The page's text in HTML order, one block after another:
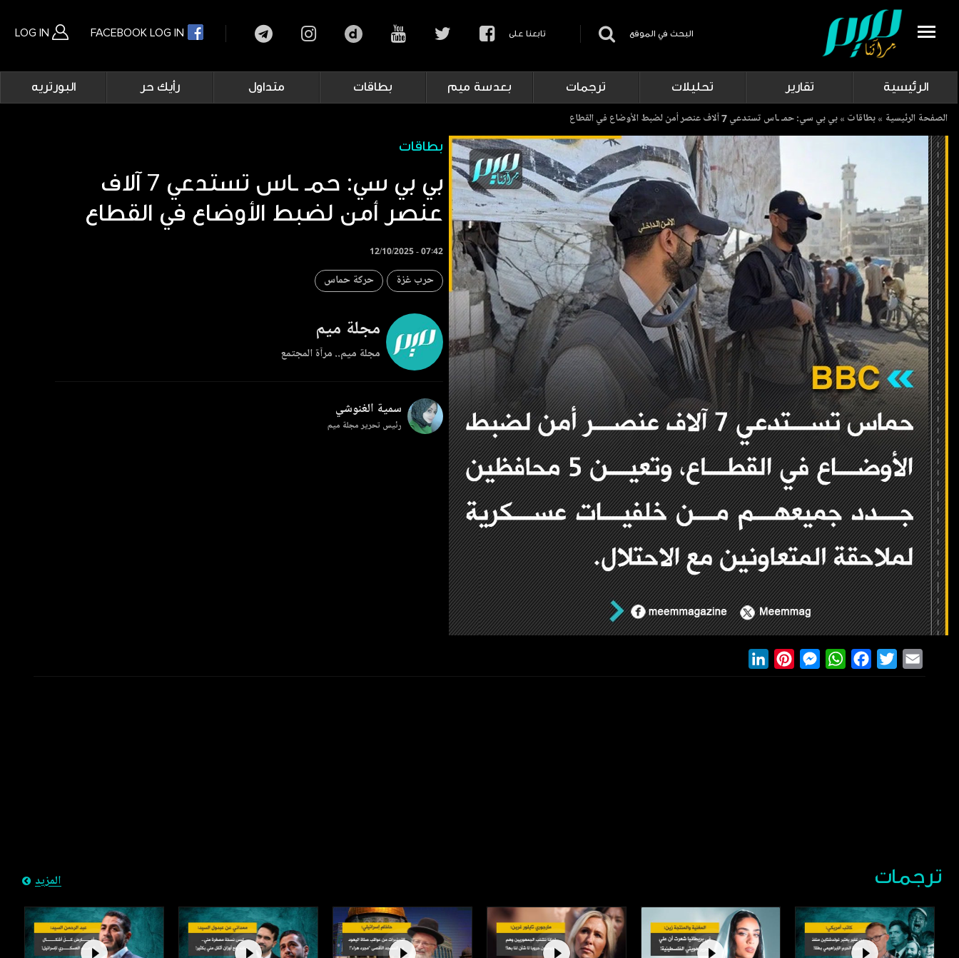
LOG IN FACEBOOK LOG IN البحث في الموقع تابعنا على
Main
navigation
الرئيسية تقارير تحليلات ترجمات بعدسة ميم بطاقات متداول رأيك حر البورتريه
Breadcrumb
الصفحة الرئيسية بطاقات بي بي سي: حمـ ـاس تستدعي 7 آلاف عنصر أمن لضبط الأوضاع في القطاع
بطاقات
بي بي سي: حمـ ـاس تستدعي 7 آلاف
عنصر أمن لضبط الأوضاع في القطاع
12/10/2025 - 07:42
حرب غزة حركة حماس
مجلة ميم
مجلة ميم.. مرآة المجتمع
سمية الغنوشي
رئيس تحرير مجلة ميم
LinkedInPinterestMessengerWhatsAppFacebook
Twitter
ترجمات المزيد